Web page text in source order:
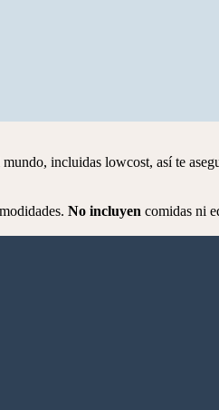
incluidas lowcost, así te
No incluyen comidas ni